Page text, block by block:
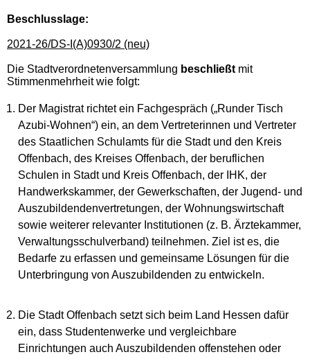
Beschlusslage:
2021-26/DS-I(A)0930/2 (neu)
Die Stadtverordnetenversammlung beschließt mit
Stimmenmehrheit wie folgt:
Der Magistrat richtet ein Fachgespräch („Runder Tisch
Azubi-Wohnen“) ein, an dem Vertreterinnen und Vertreter
des Staatlichen Schulamts für die Stadt und den Kreis
Offenbach, des Kreises Offenbach, der beruflichen
Schulen in Stadt und Kreis Offenbach, der IHK, der
Handwerkskammer, der Gewerkschaften, der Jugend- und
Auszubildendenvertretungen, der Wohnungswirtschaft
sowie weiterer relevanter Institutionen (z. B. Ärztekammer,
Verwaltungsschulverband) teilnehmen. Ziel ist es, die
Bedarfe zu erfassen und gemeinsame Lösungen für die
Unterbringung von Auszubildenden zu entwickeln.
Die Stadt Offenbach setzt sich beim Land Hessen dafür
ein, dass Studentenwerke und vergleichbare
Einrichtungen auch Auszubildenden offenstehen oder